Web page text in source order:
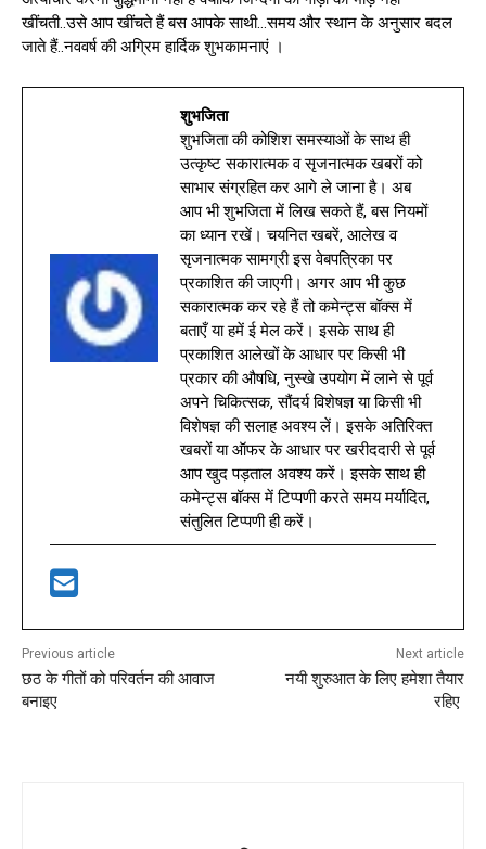
खींचती..उसे आप खींचते हैं बस आपके साथी…समय और स्थान के अनुसार बदल
जाते हैं..नववर्ष की अग्रिम हार्दिक शुभकामनाएं ।
शुभजिता
शुभजिता की कोशिश समस्याओं के साथ ही
उत्कृष्ट सकारात्मक व सृजनात्मक खबरों को
साभार संग्रहित कर आगे ले जाना है। अब
आप भी शुभजिता में लिख सकते हैं, बस नियमों
का ध्यान रखें। चयनित खबरें, आलेख व
सृजनात्मक सामग्री इस वेबपत्रिका पर
प्रकाशित की जाएगी। अगर आप भी कुछ
सकारात्मक कर रहे हैं तो कमेन्ट्स बॉक्स में
बताएँ या हमें ई मेल करें। इसके साथ ही
प्रकाशित आलेखों के आधार पर किसी भी
प्रकार की औषधि, नुस्खे उपयोग में लाने से पूर्व
अपने चिकित्सक, सौंदर्य विशेषज्ञ या किसी भी
विशेषज्ञ की सलाह अवश्य लें। इसके अतिरिक्त
खबरों या ऑफर के आधार पर खरीददारी से पूर्व
आप खुद पड़ताल अवश्य करें। इसके साथ ही
कमेन्ट्स बॉक्स में टिप्पणी करते समय मर्यादित,
संतुलित टिप्पणी ही करें।
Previous article
छठ के गीतों को परिवर्तन की आवाज
बनाइए
Next article
नयी शुरुआत के लिए हमेशा तैयार
रहिए